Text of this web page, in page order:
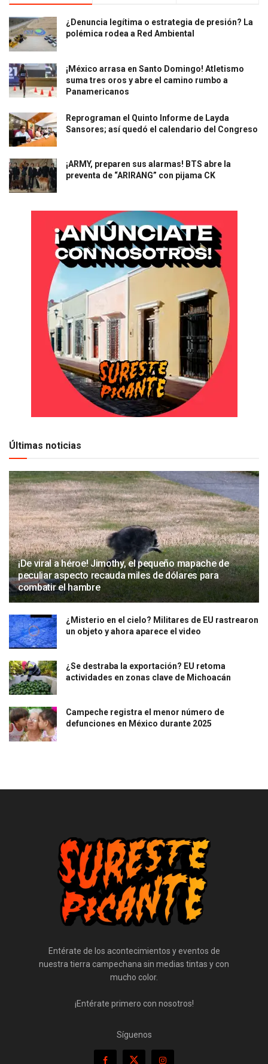
¿Denuncia legítima o estrategia de presión? La
polémica rodea a Red Ambiental
¡México arrasa en Santo Domingo! Atletismo
suma tres oros y abre el camino rumbo a
Panamericanos
Reprograman el Quinto Informe de Layda
Sansores; así quedó el calendario del Congreso
¡ARMY, preparen sus alarmas! BTS abre la
preventa de “ARIRANG” con pijama CK
Últimas noticias
¡De viral a héroe! Jimothy, el pequeño mapache de
peculiar aspecto recauda miles de dólares para
combatir el hambre
¿Misterio en el cielo? Militares de EU rastrearon
un objeto y ahora aparece el video
¿Se destraba la exportación? EU retoma
actividades en zonas clave de Michoacán
Campeche registra el menor número de
defunciones en México durante 2025
Entérate de los acontecimientos y eventos de
nuestra tierra campechana sin medias tintas y con
mucho color.
¡Entérate primero con nosotros!
Síguenos